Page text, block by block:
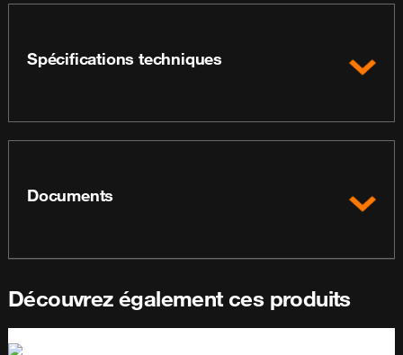
Spécifications techniques
Documents
Découvrez également ces produits